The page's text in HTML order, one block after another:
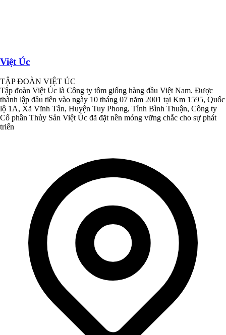
Việt Úc
TẬP ĐOÀN VIỆT ÚC
Tập đoàn Việt Úc là Công ty tôm giống hàng đầu Việt Nam. Được
thành lập đầu tiên vào ngày 10 tháng 07 năm 2001 tại Km 1595, Quốc
lộ 1A, Xã Vĩnh Tân, Huyện Tuy Phong, Tỉnh Bình Thuận, Công ty
Cổ phần Thủy Sản Việt Úc đã đặt nền móng vững chắc cho sự phát
triển